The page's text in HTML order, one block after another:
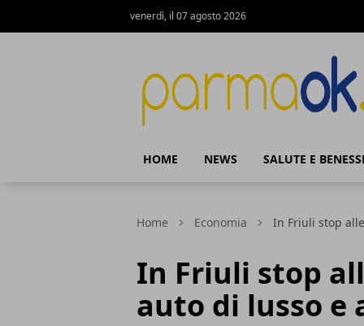
venerdì, il 07 agosto 2026
HOME NEWS SALUTE E
Home Economia In Friuli stop
In Friuli stop
auto di lusso e